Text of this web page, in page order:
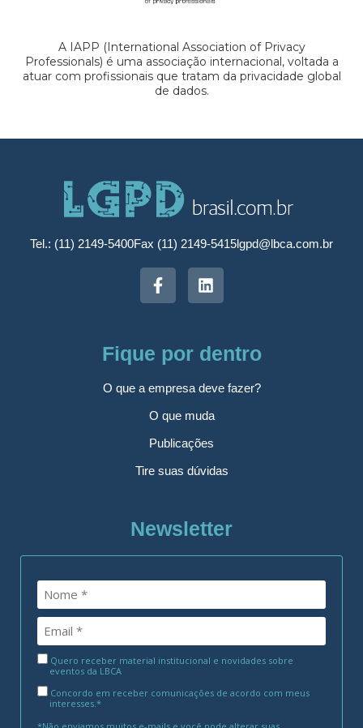
A IAPP (International Association of Privacy
Professionals) é uma associação internacional, voltada a
atuar com profissionais que tratam da privacidade global
de dados.
Tel.: (11) 2149-5400Fax (11) 2149-5415lgpd@lbca.com.br
Fique por dentro
O que a empresa deve fazer?
O que muda
Publicações
Tire suas dúvidas
Newsletter
Quero receber material institucional e novidades sobre
eventos da LBCA
Concordo em receber comunicações de acordo com meus
interesses.*